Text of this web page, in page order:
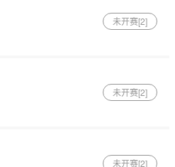
未开赛[2]
未开赛[2]
未开赛[2]